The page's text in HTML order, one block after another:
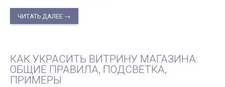
ЧИТАТЬ ДАЛЕЕ →
КАК УКРАСИТЬ ВИТРИНУ МАГАЗИНА:
ОБЩИЕ ПРАВИЛА, ПОДСВЕТКА,
ПРИМЕРЫ